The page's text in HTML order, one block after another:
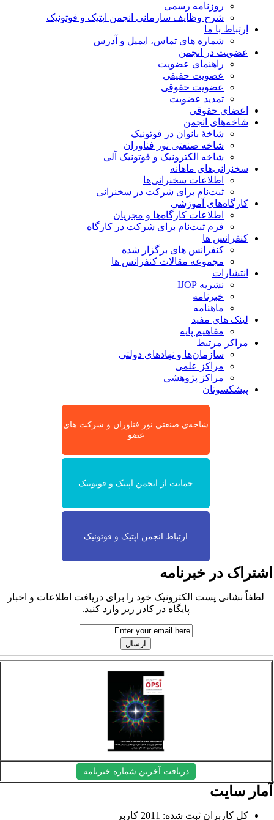
روزنامه رسمی
شرح وظایف سازمانی انجمن اپتیک و فوتونیک
ارتباط با ما
شماره های تماس، ایمیل و آدرس
عضویت در انجمن
راهنمای عضویت
عضویت حقیقی
عضویت حقوقی
تمدید عضویت
اعضای حقوقی
شاخه‌های انجمن
شاخۀ بانوان در فوتونیک
شاخه صنعتی نور فناوران
شاخه‌ الکترونیک و فوتونیک آلی
سخنرانی‌های ماهانه
اطلاعات سخنرانی‌‌ها
ثبت‌نام برای شرکت در سخنرانی
کارگاه‌های آموزشی
اطلاعات کارگاه‌ها و مجریان
فرم ثبت‌نام برای شرکت در کارگاه
کنفرانس ها
کنفرانس های برگزار شده
مجموعه مقالات کنفرانس ها
انتشارات
نشریه IJOP
خبرنامه
ماهنامه
لینک های مفید
مفاهیم پایه
مراکز مرتبط
سازمان‌ها و نهادهای دولتی
مراکز علمی
مراکز پژوهشی
پیشکسوتان
شاخه‌ی صنعتی نور فناوران و شرکت های
عضو
حمایت از انجمن اپتیک و فوتونیک
ارتباط انجمن اپتیک و فوتونیک
در خبرنامه
لطفاً نشانی پست الکترونیک خود را برای دریافت اطلاعات و اخبار
پایگاه در کادر زیر وارد کنید.
دریافت آخرین شماره خبرنامه
سایت
کل کاربران ثبت شده: 2011 کاربر